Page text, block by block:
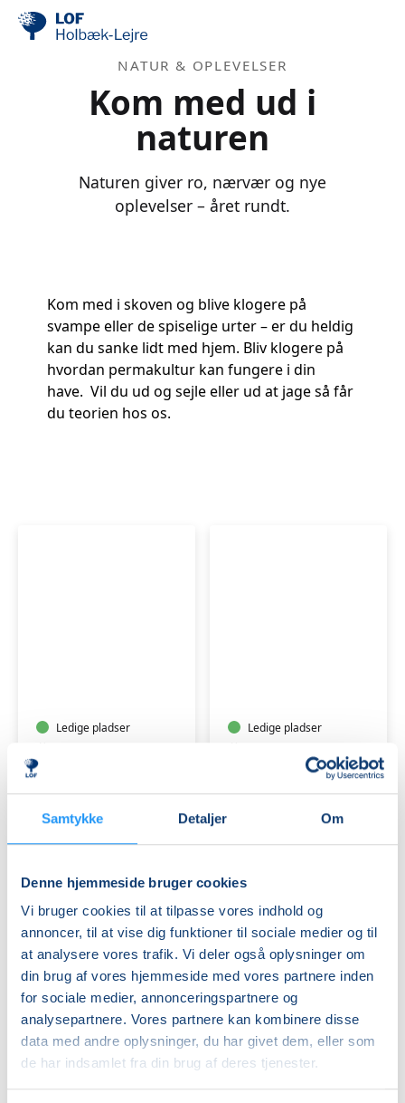
Samtykke Detaljer Om
Denne hjemmeside bruger cookies
Vi bruger cookies til at tilpasse vores indhold og
annoncer, til at vise dig funktioner til sociale medier og til
at analysere vores trafik. Vi deler også oplysninger om
din brug af vores hjemmeside med vores partnere inden
for sociale medier, annonceringspartnere og
analysepartnere. Vores partnere kan kombinere disse
data med andre oplysninger, du har givet dem, eller som
de har indsamlet fra din brug af deres tjenester.
NATUR & OPLEVELSER
Kom med ud i
naturen
Naturen giver ro, nærvær og nye
oplevelser – året rundt.
Kom med i skoven og blive klogere på
svampe eller de spiselige urter – er du heldig
kan du sanke lidt med hjem. Bliv klogere på
hvordan permakultur kan fungere i din
have. Vil du ud og sejle eller ud at jage så får
du teorien hos os.
Ledige pladser
Bjarne Nielsen
Ledige pladser
Torben Krogh
PERMAKULTUR
I
HAVEN
Ledige pladser
lør. 19.09.2026, 13.30
SANKETUR
Ledige pladser
søn. 06.09.2026, 10.00